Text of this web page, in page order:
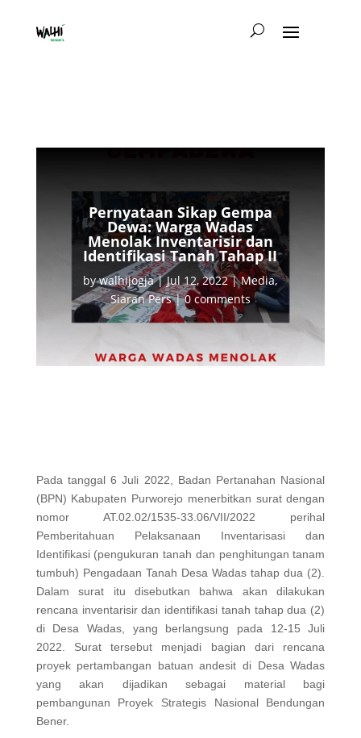
Pernyataan Sikap Gempa
Dewa: Warga Wadas
Menolak Inventarisir dan
Identifikasi Tanah Tahap II
bywalhijogja|Jul 12, 2022|Media,
Siaran Pers|0 comments
Pada tanggal 6 Juli 2022, Badan Pertanahan Nasional
(BPN) Kabupaten Purworejo menerbitkan surat dengan
nomor AT.02.02/1535-33.06/VII/2022 perihal
Pemberitahuan Pelaksanaan Inventarisasi dan
Identifikasi (pengukuran tanah dan penghitungan tanam
tumbuh) Pengadaan Tanah Desa Wadas tahap dua (2).
Dalam surat itu disebutkan bahwa akan dilakukan
rencana inventarisir dan identifikasi tanah tahap dua (2)
di Desa Wadas, yang berlangsung pada 12-15 Juli
2022. Surat tersebut menjadi bagian dari rencana
proyek pertambangan batuan andesit di Desa Wadas
yang akan dijadikan sebagai material bagi
pembangunan Proyek Strategis Nasional Bendungan
Bener.